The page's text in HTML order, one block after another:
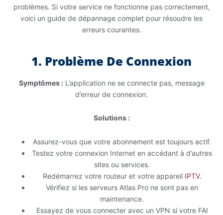
problèmes. Si votre service ne fonctionne pas correctement,
voici un guide de dépannage complet pour résoudre les
erreurs courantes.
1. Problème De Connexion
Symptômes :L’application ne se connecte pas, message
d’erreur de connexion.
Solutions :
Assurez-vous que votre abonnement est toujours actif.
Testez votre connexion Internet en accédant à d’autres
sites ou services.
Redémarrez votre routeur et votre appareil IPTV.
Vérifiez si les serveurs Atlas Pro ne sont pas en
maintenance.
Essayez de vous connecter avec un VPN si votre FAI